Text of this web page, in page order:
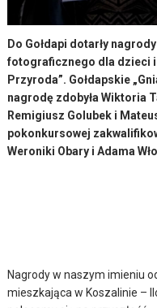
Do Gołdapi dotarły
fotograficznego dla dzieci i
Przyroda”. Gołdapskie
nagrodę zdobyła Wiktoria
Remigiusz Golubek i
pokonkursowej
Weroniki Obary i Adama
Nagrody w naszym imieniu
mieszkająca w Koszalinie –